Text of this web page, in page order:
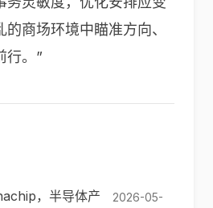
商场环境中瞄准方向、
行。”
，半导体产
2026-05-